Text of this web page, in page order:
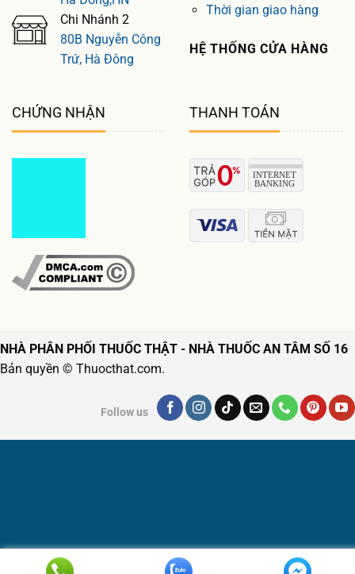
Chi Nhánh 2
80B Nguyễn Công
Trứ, Hà Đông
Thời gian giao hàng
HỆ THỐNG CỬA HÀNG
CHỨNG NHẬN THANH TOÁN
NHÀ PHÂN PHỐI THUỐC THẬT - NHÀ THUỐC AN TÂM SỐ 16
Bản quyền © Thuocthat.com.
Follow us